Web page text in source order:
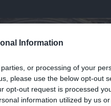
Information
or processing of your
please use the below opt-out
opt-out request is processed
information utilized by us